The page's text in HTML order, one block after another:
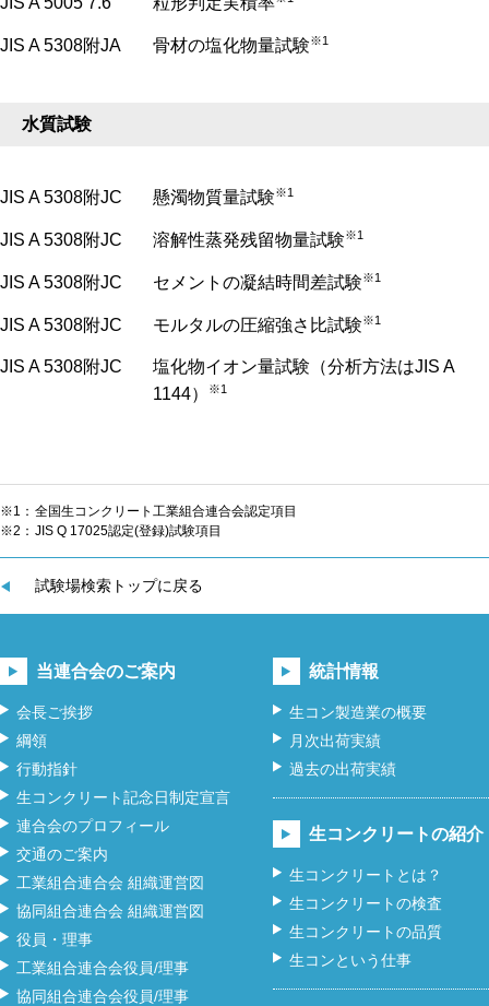
JIS A 5308附JA 骨材の塩化物量試験※1
水質試験
JIS A 5308附JC 懸濁物質量試験※1
JIS A 5308附JC 溶解性蒸発残留物量試験※1
JIS A 5308附JC セメントの凝結時間差試験※1
JIS A 5308附JC モルタルの圧縮強さ比試験※1
JIS A 5308附JC
塩化物イオン量試験（分析方法はJIS A
1144）
※1
※1： 全国生コンクリート工業組合連合会認定項目
※2： JIS Q 17025認定(登録)試験項目
試験場検索トップに戻る
当連合会のご案内
会長ご挨拶
綱領
行動指針
生コンクリート記念日制定宣言
連合会のプロフィール
交通のご案内
工業組合連合会 組織運営図
協同組合連合会 組織運営図
役員・理事
工業組合連合会役員/理事
協同組合連合会役員/理事
統計情報
生コン製造業の概要
月次出荷実績
過去の出荷実績
生コンクリートの紹介
生コンクリートとは？
生コンクリートの検査
生コンクリートの品質
生コンという仕事